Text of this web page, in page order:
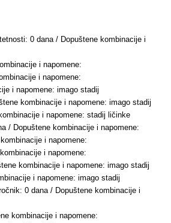
0 dana / Dopuštene kombinacije i
i napomene:
i napomene:
i napomene: imago stadij
kombinacije i napomene: imago stadij
i napomene: stadij ličinke
/ Dopuštene kombinacije i napomene:
i napomene:
i napomene:
kombinacije i napomene: imago stadij
i napomene: imago stadij
0 dana / Dopuštene kombinacije i
kombinacije i napomene: